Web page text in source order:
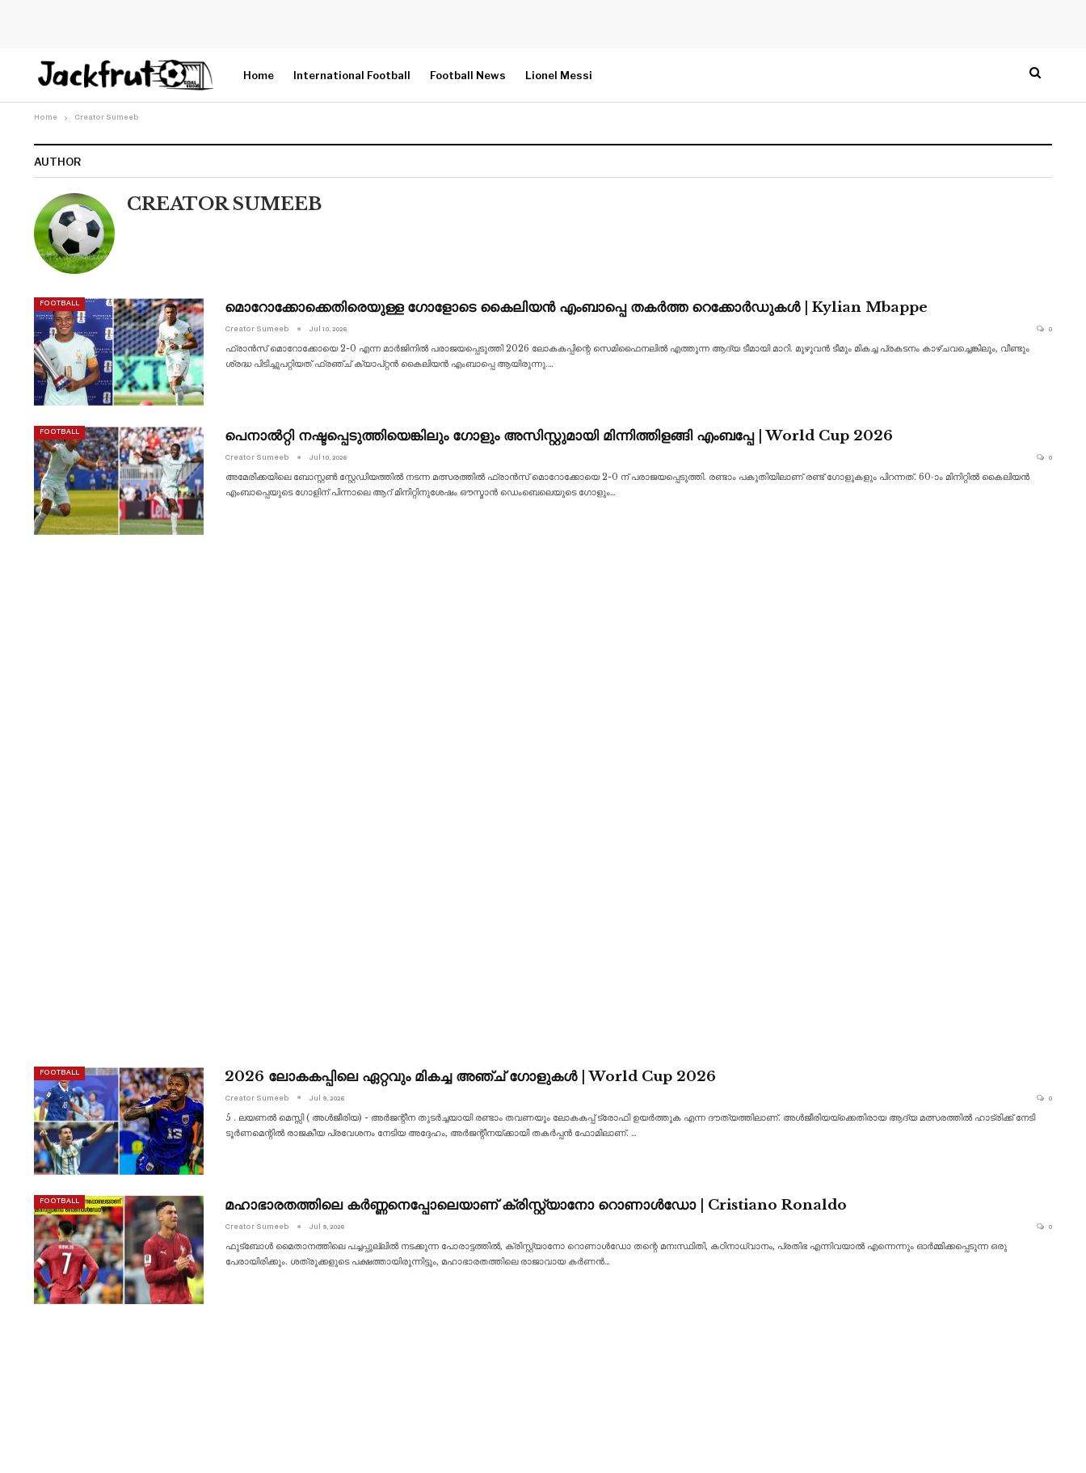
Home International Football Football News Lionel Messi
Home Creator Sumeeb
AUTHOR
CREATOR SUMEEB
FOOTBALL മൊറോക്കോക്കെതിരെയുള്ള ഗോളോടെ കൈലിയൻ എംബാപ്പെ തകർത്ത റെക്കോർഡുകൾ | Kylian Mbappe
Creator Sumeeb Jul 10, 2026 0
ഫ്രാൻസ് മൊറോക്കോയെ 2-0 എന്ന മാർജിനിൽ പരാജയപ്പെടുത്തി 2026 ലോകകപ്പിന്റെ സെമിഫൈനലിൽ എത്തുന്ന ആദ്യ ടീമായി മാറി. മുഴുവൻ ടീമും മികച്ച പ്രകടനം കാഴ്ചവച്ചെങ്കിലും, വീണ്ടും
ശ്രദ്ധ പിടിച്ചുപറ്റിയത് ഫ്രഞ്ച് ക്യാപ്റ്റൻ കൈലിയൻ എംബാപ്പെ ആയിരുന്നു.…
FOOTBALL പെനാൽറ്റി നഷ്ടപ്പെടുത്തിയെങ്കിലും ഗോളും അസിസ്റ്റുമായി മിന്നിത്തിളങ്ങി എംബപ്പേ | World Cup 2026
Creator Sumeeb Jul 10, 2026 0
അമേരിക്കയിലെ ബോസ്റ്റൺ സ്റ്റേഡിയത്തിൽ നടന്ന മത്സരത്തിൽ ഫ്രാൻസ് മൊറോക്കോയെ 2-0 ന് പരാജയപ്പെടുത്തി. രണ്ടാം പകുതിയിലാണ് രണ്ട് ഗോളുകളും പിറന്നത്. 60-ാം മിനിറ്റിൽ കൈലിയൻ
എംബാപ്പെയുടെ ഗോളിന് പിന്നാലെ ആറ് മിനിറ്റിനുശേഷം ഔസ്മാൻ ഡെംബെലെയുടെ ഗോളും…
FOOTBALL 2026 ലോകകപ്പിലെ ഏറ്റവും മികച്ച അഞ്ച് ഗോളുകൾ | World Cup 2026
Creator Sumeeb Jul 9, 2026 0
5 . ലയണൽ മെസ്സി ( അൾജീരിയ) - അർജന്റീന തുടർച്ചയായി രണ്ടാം തവണയും ലോകകപ്പ് ട്രോഫി ഉയർത്തുക എന്ന ദൗത്യത്തിലാണ്. അൾജീരിയയ്‌ക്കെതിരായ ആദ്യ മത്സരത്തിൽ ഹാട്രിക്ക് നേടി
ടൂർണമെന്റിൽ രാജകീയ പ്രവേശനം നേടിയ അദ്ദേഹം, അർജന്റീനയ്ക്കായി തകർപ്പൻ ഫോമിലാണ്. …
FOOTBALL മഹാഭാരതത്തിലെ കർണ്ണനെപ്പോലെയാണ് ക്രിസ്റ്റ്യാനോ റൊണാൾഡോ | Cristiano Ronaldo
Creator Sumeeb Jul 9, 2026 0
ഫുട്ബോൾ മൈതാനത്തിലെ പച്ചപ്പുല്ലിൽ നടക്കുന്ന പോരാട്ടത്തിൽ, ക്രിസ്റ്റ്യാനോ റൊണാൾഡോ തന്റെ മനഃസ്ഥിതി, കഠിനാധ്വാനം, പ്രതിഭ എന്നിവയാൽ എന്നെന്നും ഓർമ്മിക്കപ്പെടുന്ന ഒരു
പേരായിരിക്കും. ശത്രുക്കളുടെ പക്ഷത്തായിരുന്നിട്ടും, മഹാഭാരതത്തിലെ രാജാവായ കർണൻ…